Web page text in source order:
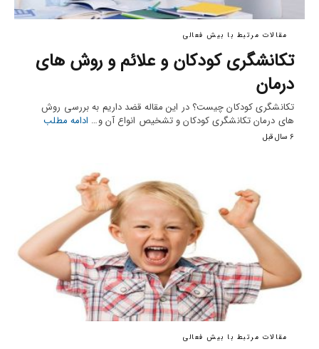
مقالات مرتبط با بیش فعالی
تکانشگری کودکان و علائم و روش های
درمان
تکانشگری کودکان چیست؟ در این مقاله قضد داریم به بررسی روش
های درمان تکانشگری کودکان و تشخیص انواع آن و… ادامه مطلب
6 سال قبل
مقالات مرتبط با بیش فعالی